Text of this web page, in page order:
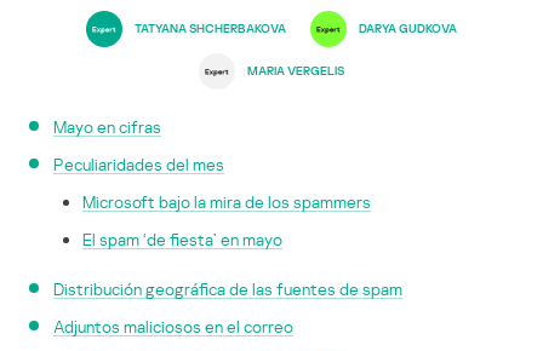
TATYANA SHCHERBAKOVA DARYA GUDKOVA
MARIA VERGELIS
Mayo en cifras
Peculiaridades del mes
Microsoft bajo la mira de los spammers
El spam ‘de fiesta’ en mayo
Distribución geográfica de las fuentes de spam
Adjuntos maliciosos en el correo